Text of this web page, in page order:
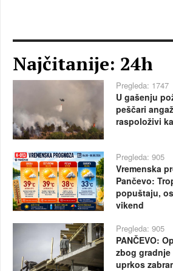
Najčitanije: 24h
Pregleda: 1747
U gašenju
peščari
raspoloživi
Pregleda: 905
Vremenska
Pančevo:
popuštaju,
vikend
Pregleda: 905
PANČEVO:
zbog
uprkos